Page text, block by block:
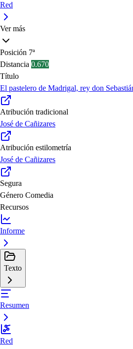
Red
Ver más
Posición 7ª
Distancia 0.670
Título
El pastelero de Madrigal, rey don
Atribución tradicional
José de Cañizares
Atribución estilometría
José de Cañizares
Segura
Género Comedia
Recursos
Informe
Texto
Resumen
Red